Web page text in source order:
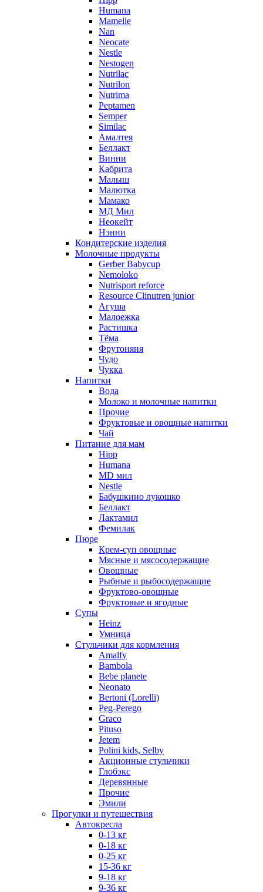
Humana
Mamelle
Nan
Neocate
Nestle
Nestogen
Nutrilac
Nutrilon
Nutrima
Peptamen
Semper
Similac
Амалтея
Беллакт
Винни
Кабрита
Малыш
Малютка
Мамако
МД Мил
Неокейт
Нэнни
Кондитерские изделия
Молочные продукты
Gerber Babycup
Nemoloko
Nutrisport reforce
Resource Clinutren junior
Агуша
Малоежка
Растишка
Тёма
Фрутоняня
Чудо
Чукка
Напитки
Вода
Молоко и молочные напитки
Прочие
Фруктовые и овощные напитки
Чай
Питание для мам
Hipp
Humana
MD мил
Nestle
Бабушкино лукошко
Беллакт
Лактамил
Фемилак
Пюре
Крем-суп овощные
Мясные и мясосодержащие
Овощные
Рыбные и рыбосодержащие
Фруктово-овощные
Фруктовые и ягодные
Супы
Heinz
Умница
Стульчики для кормления
Amalfy
Bambola
Bebe planete
Neonato
Bertoni (Lorelli)
Peg-Perego
Graco
Pituso
Jetem
Polini kids, Selby
Акционные стульчики
Глобэкс
Деревянные
Прочие
Эмили
Прогулки и путешествия
Автокресла
0-13 кг
0-18 кг
0-25 кг
15-36 кг
9-18 кг
9-36 кг